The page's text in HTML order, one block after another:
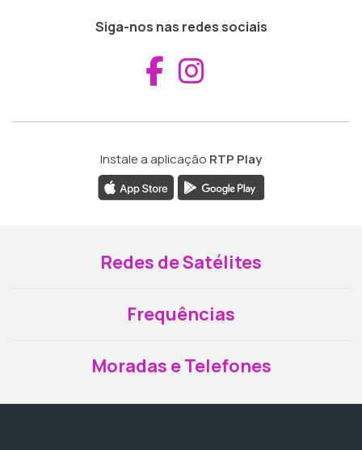
Siga-nos nas redes sociais
Aceder ao
Instale a aplicação RTP Play
Redes de Satélites
Frequências
Moradas e Telefones